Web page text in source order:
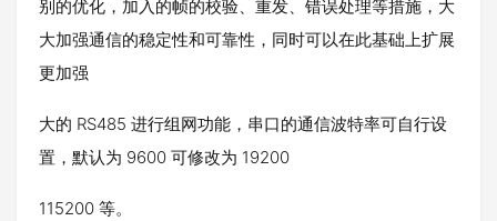
别的优化，加入的帧的校验、重发、错误处理等措施，大
大加强通信的稳定性和可靠性，同时可以在此基础上扩展
更加强
大的 RS485 进行组网功能，串口的通信波特率可自行设
置，默认为 9600 可修改为 19200
115200 等。